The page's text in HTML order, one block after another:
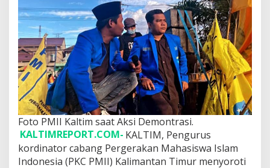
n
a
l
P
e
l
a
b
u
h
a
n
P
i
Foto PMII Kaltim saat Aksi Demontrasi.
KALTIMREPORT.COM- KALTIM, Pengurus
kordinator cabang Pergerakan Mahasiswa Islam
Indonesia (PKC PMII) Kalimantan Timur menyoroti